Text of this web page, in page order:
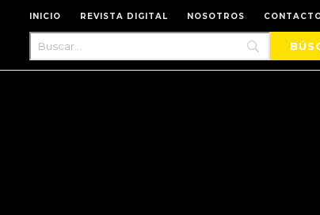
INICIO REVISTA DIGITAL NOSOTROS